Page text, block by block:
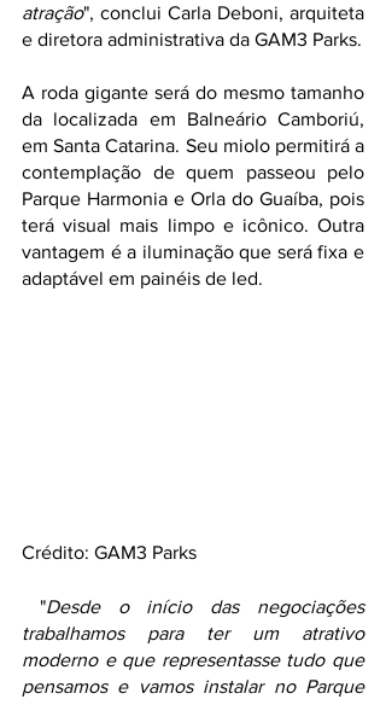
atração", conclui Carla Deboni, arquiteta
A roda gigante será do mesmo tamanho
da localizada em Balneário Camboriú,
em Santa Catarina. Seu miolo permitirá a
contemplação de quem passeou pelo
Parque Harmonia e Orla do Guaíba, pois
terá visual mais limpo e icônico. Outra
vantagem é a iluminação que será fixa e
adaptável em painéis de led.
Crédito: GAM3 Parks
"Desde o início das negociações
trabalhamos para ter um atrativo
moderno e que representasse tudo que
pensamos e vamos instalar no Parque